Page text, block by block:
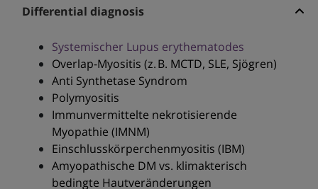
Differential diagnosis
Systemischer Lupus erythematodes
Overlap-Myositis (z. B. MCTD, SLE, Sjögren)
Anti Synthetase Syndrom
Polymyositis
Immunvermittelte nekrotisierende
Myopathie (IMNM)
Einschlusskörperchenmyositis (IBM)
Amyopathische DM vs. klimakterisch
bedingte Hautveränderungen